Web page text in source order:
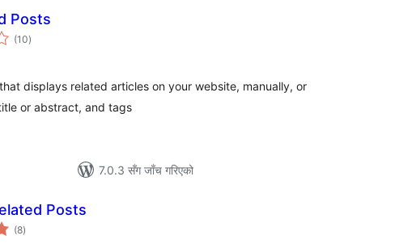
Posts
(10कुल
रेटिङ्गहरू
)
displays related articles on your website, manually, or
or abstract, and tags
7.0.3 सँग जाँच गरिएको
Posts
(8कुल
रेटिङ्गहरू
)